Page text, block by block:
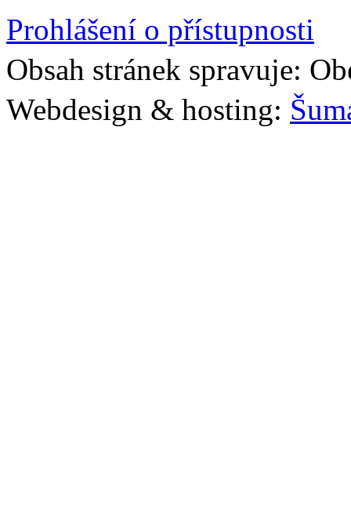
Prohlášení o přístupnosti
Obsah stránek spravuje:
Webdesign & hosting: